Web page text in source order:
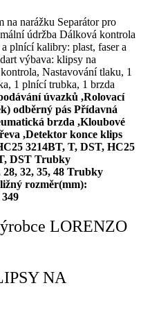
narážku Separátor pro
údržba Dálková kontrola
plnící kalibry: plast, faser a
výbava: klipsy na
Nastavování tlaku, 1
1 plnící trubka, 1 brzda
úvazků ,Rolovací
odběrný pás Přídavná
brzda ,Kloubové
,Detektor konce klips
3214BT, T, DST, HC25
DST Trubky
32, 35, 48 Trubky
rozměr(mm):
LORENZO
NA